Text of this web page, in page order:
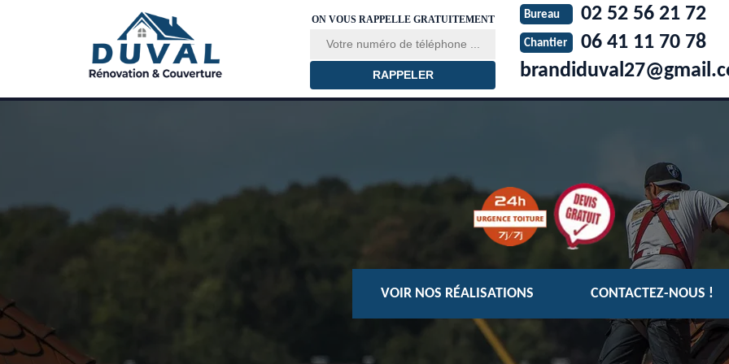
ON VOUS RAPPELLE GRATUITEMENT Bureau 02 52 56 21 72
Chantier
06 41 11 70 78
VOIR NOS RÉALISATIONS CONTACTEZ-NOUS !